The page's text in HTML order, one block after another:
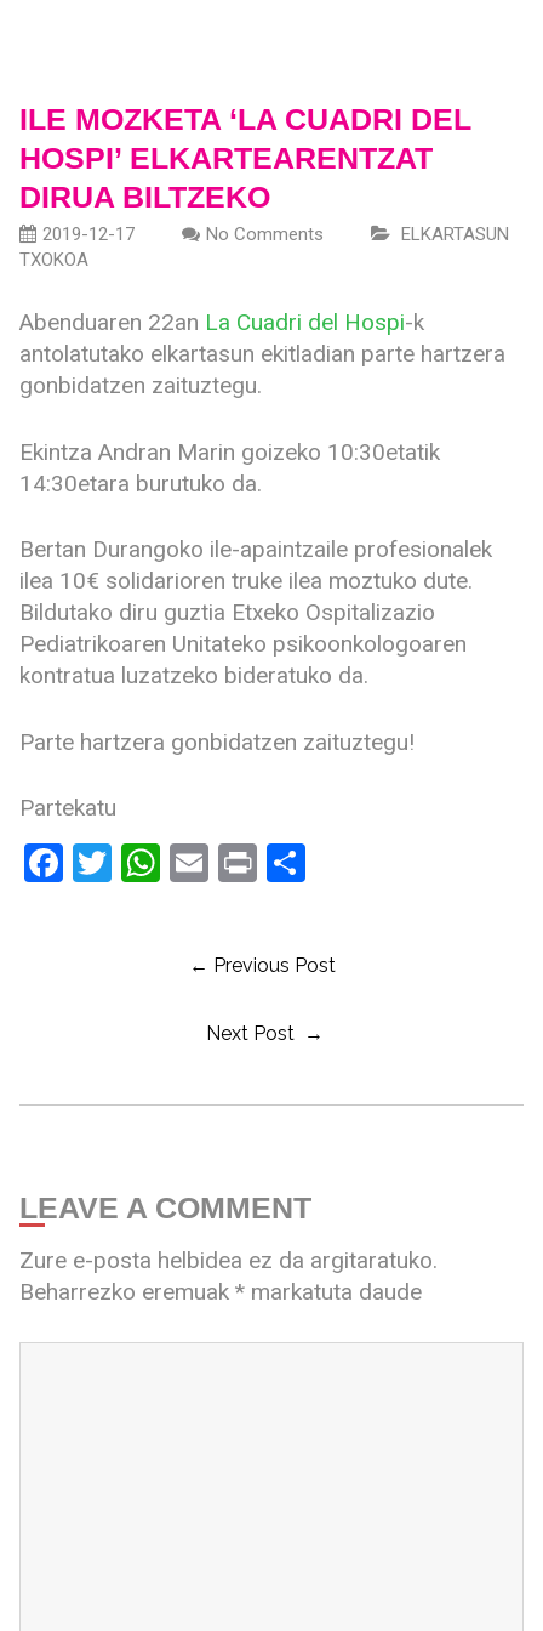
ILE MOZKETA ‘LA CUADRI DEL
HOSPI’ ELKARTEARENTZAT
DIRUA BILTZEKO
2019-12-17 No Comments
ELKARTASUN
TXOKOA
Abenduaren 22an La Cuadri del Hospi-k
antolatutako elkartasun ekitladian parte hartzera
gonbidatzen zaituztegu.
Ekintza Andran Marin goizeko 10:30etatik
14:30etara burutuko da.
Bertan Durangoko ile-apaintzaile profesionalek
ilea 10€ solidarioren truke ilea moztuko dute.
Bildutako diru guztia Etxeko Ospitalizazio
Pediatrikoaren Unitateko psikoonkologoaren
kontratua luzatzeko bideratuko da.
Parte hartzera gonbidatzen zaituztegu!
Partekatu
Facebook
Twitter
WhatsApp
Email
PrintShare
← Previous Post
Next Post →
LEAVE A COMMENT
Zure e-posta helbidea ez da argitaratuko.
Beharrezko eremuak *markatuta daude